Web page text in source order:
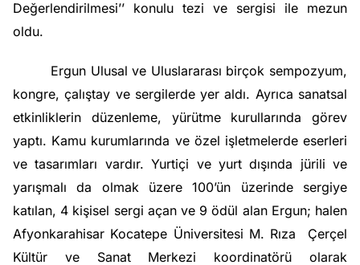
Değerlendirilmesi’’ konulu tezi ve sergisi ile mezun
oldu.
Ergun Ulusal ve Uluslararası birçok sempozyum,
kongre, çalıştay ve sergilerde yer aldı. Ayrıca sanatsal
etkinliklerin düzenleme, yürütme kurullarında görev
yaptı. Kamu kurumlarında ve özel işletmelerde eserleri
ve tasarımları vardır. Yurtiçi ve yurt dışında jürili ve
yarışmalı da olmak üzere 100’ün üzerinde sergiye
katılan, 4 kişisel sergi açan ve 9 ödül alan Ergun; halen
Afyonkarahisar Kocatepe Üniversitesi M. Rıza Çerçel
Kültür ve Sanat Merkezi koordinatörü olarak